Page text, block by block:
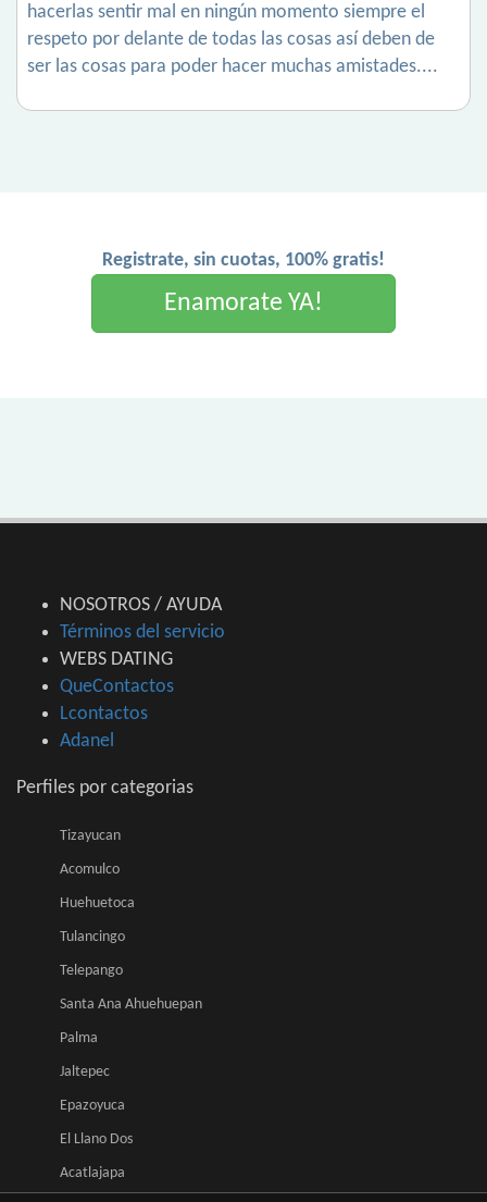
hacerlas sentir mal en ningún momento siempre el
respeto por delante de todas las cosas así deben de
ser las cosas para poder hacer muchas amistades....
Registrate, sin cuotas, 100% gratis!
Enamorate YA!
NOSOTROS / AYUDA
Términos del servicio
WEBS DATING
QueContactos
Lcontactos
Adanel
Perfiles por categorias
Tizayucan
Acomulco
Huehuetoca
Tulancingo
Telepango
Santa Ana Ahuehuepan
Palma
Jaltepec
Epazoyuca
El Llano Dos
Acatlajapa